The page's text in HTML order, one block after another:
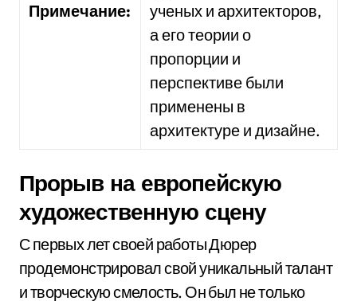
Примечание:
ученых и архитекторов,
а его теории о
пропорции и
перспективе были
применены в
архитектуре и дизайне.
Прорыв на европейскую
художественную сцену
С первых лет своей работы Дюрер
продемонстрировал свой уникальный талант
и творческую смелость. Он был не только